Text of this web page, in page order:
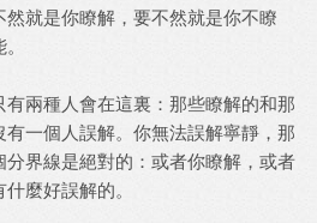
就是你瞭解，要不然就是你不瞭
兩種人會在這裏：那些瞭解的和那
一個人誤解。你無法誤解寧靜，那
分界線是絕對的：或者你瞭解，或者
麼好誤解的。